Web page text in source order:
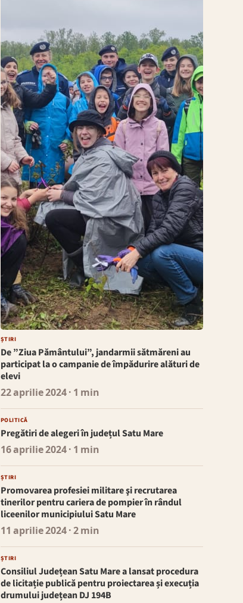
ȘTIRI
De ”Ziua Pământului”, jandarmii sătmăreni au
participat la o campanie de împădurire alături de
elevi
22 aprilie 2024· 1 min
POLITICĂ
Pregătiri de alegeri în județul Satu Mare
16 aprilie 2024· 1 min
ȘTIRI
Promovarea profesiei militare şi recrutarea
tinerilor pentru cariera de pompier în rândul
liceenilor municipiului Satu Mare
11 aprilie 2024· 2 min
ȘTIRI
Consiliul Județean Satu Mare a lansat procedura
de licitație publică pentru proiectarea și execuția
drumului județean DJ 194B